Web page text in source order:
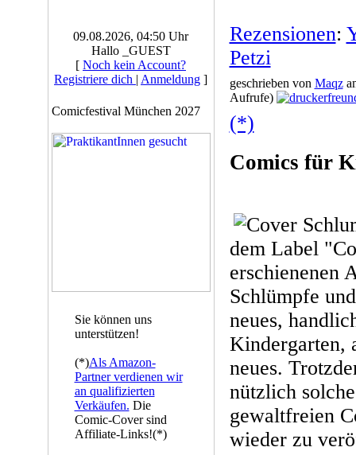
09.08.2026, 04:50 Uhr
Hallo _GUEST
[ Noch kein Account?
Registriere dich | Anmeldung ]
Comicfestival München 2027
Sie können uns
unterstützen!
(*)Als Amazon-
Partner verdienen wir
an qualifizierten
Verkäufen. Die
Comic-Cover sind
Affiliate-Links!(*)
Rezensionen:
Petzi
geschrieben von Maqz
Aufrufe)
(*)
Comics für
dem Label
erschienenen
Schlümpfe
neues,
Kindergarten,
neues.
nützlich
gewaltfreien
wieder zu